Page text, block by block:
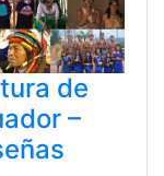
de
–